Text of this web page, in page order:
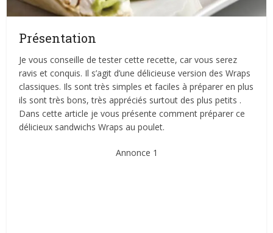
Présentation
Je vous conseille de tester cette recette, car vous serez
ravis et conquis. Il s’agit d’une délicieuse version des Wraps
classiques. Ils sont très simples et faciles à préparer en plus
ils sont très bons, très appréciés surtout des plus petits .
Dans cette article je vous présente comment préparer ce
délicieux sandwichs Wraps au poulet.
Annonce 1